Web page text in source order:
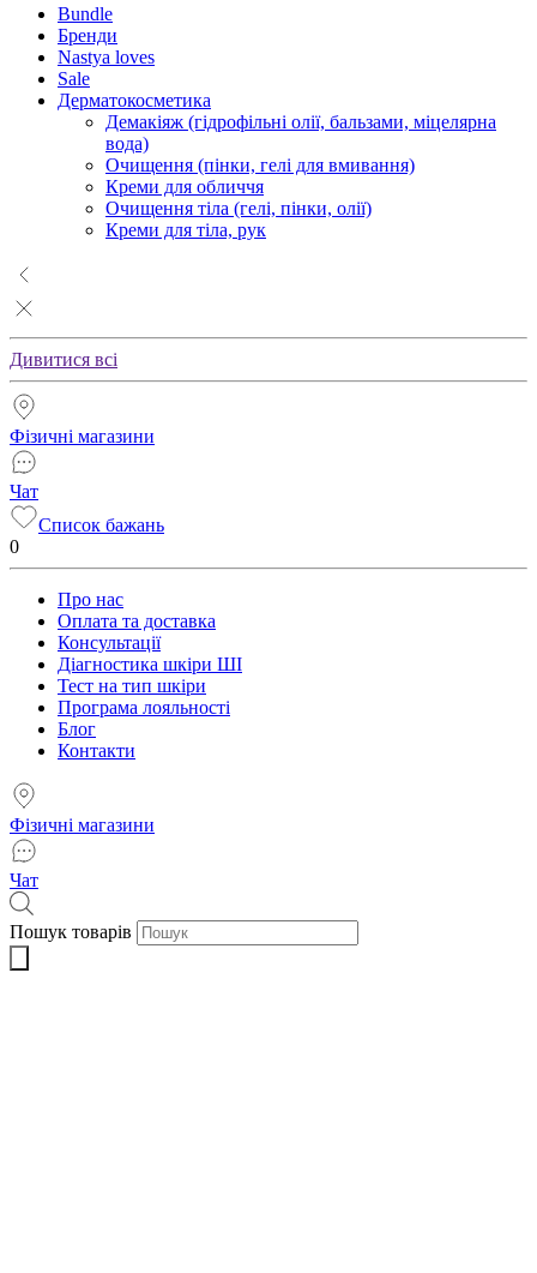
Bundle
Бренди
Nastya loves
Sale
Дерматокосметика
Демакіяж (гідрофільні олії, бальзами, міцелярна
вода)
Очищення (пінки, гелі для вмивання)
Креми для обличчя
Очищення тіла (гелі, пінки, олії)
Креми для тіла, рук
Дивитися всі
Фізичні магазини
Чат
Список бажань
0
Про нас
Оплата та доставка
Консультації
Діагностика шкіри ШІ
Тест на тип шкіри
Програма лояльності
Блог
Контакти
Фізичні магазини
Чат
Пошук товарів